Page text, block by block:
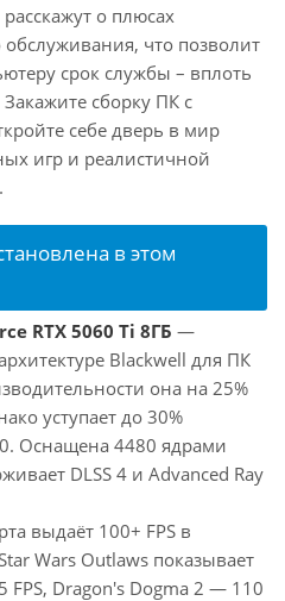
о плюсах
обслуживания, что позволит
срок службы – вплоть
сборку ПК с
себе дверь в мир
игр и реалистичной
в этом
RTX 5060 Ti 8ГБ —
Blackwell для ПК
она на 25%
уступает до 30%
Оснащена 4480 ядрами
DLSS 4 и Advanced Ray
выдаёт 100+ FPS в
Wars Outlaws показывает
FPS, Dragon's Dogma 2 — 110